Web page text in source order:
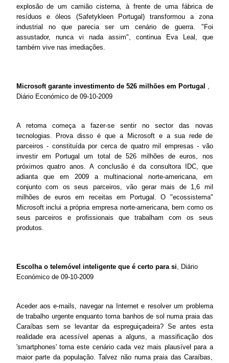
explosão de um camião cisterna, à frente de uma fábrica de
resíduos e óleos (Safetykleen Portugal) transformou a zona
industrial no que parecia ser um cenário de guerra. "Foi
assustador, nunca vi nada assim", continua Eva Leal, que
também vive nas imediações.
Microsoft garante investimento de 526 milhões em Portugal ,
Diário Económico de 09-10-2009
A retoma começa a fazer-se sentir no sector das novas
tecnologias. Prova disso é que a Microsoft e a sua rede de
parceiros - constituída por cerca de quatro mil empresas - vão
investir em Portugal um total de 526 milhões de euros, nos
próximos quatro anos. A conclusão é da consultora IDC, que
adianta que em 2009 a multinacional norte-americana, em
conjunto com os seus parceiros, vão gerar mais de 1,6 mil
milhões de euros em receitas em Portugal. O "ecossistema"
Microsoft inclui a própria empresa norte-americana, bem como os
seus parceiros e profissionais que trabalham com os seus
produtos.
Escolha o telemóvel inteligente que é certo para si, Diário
Económico de 09-10-2009
Aceder aos e-mails, navegar na Internet e resolver um problema
de trabalho urgente enquanto toma banhos de sol numa praia das
Caraíbas sem se levantar da espreguiçadeira? Se antes esta
realidade era acessível apenas a alguns, a massificação dos
'smartphones' torna este cenário cada vez mais plausível para a
maior parte da população. Talvez não numa praia das Caraíbas,